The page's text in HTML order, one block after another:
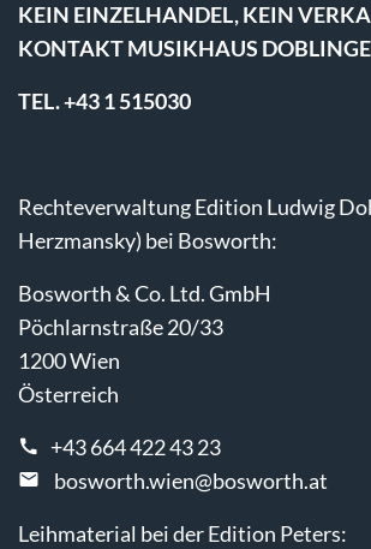
KEIN EINZELHANDEL, KEIN
KONTAKT MUSIKHAUS
TEL. +43 1 515030
Rechteverwaltung Edition Ludwig
Herzmansky) bei Bosworth:
Bosworth & Co. Ltd. GmbH
Pöchlarnstraße 20/33
1200 Wien
Österreich
+43 664 422 43 23
bosworth.wien@bosworth.at
Leihmaterial bei der Edition Peters: